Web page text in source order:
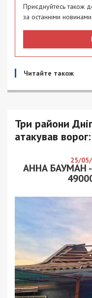
Приєднуйтесь також
за останніми
Читайте також
Три райони
атакував
25/
АННА БАУМАН